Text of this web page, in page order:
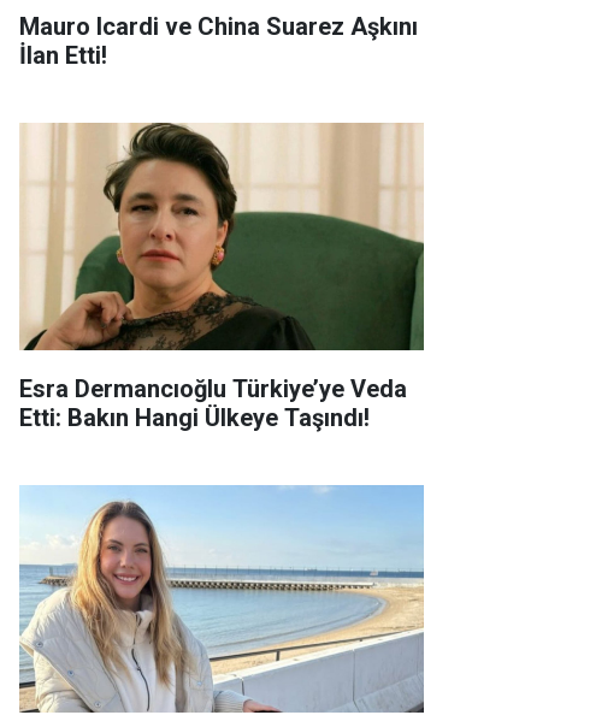
Mauro Icardi ve China Suarez Aşkını
İlan Etti!
Esra Dermancıoğlu Türkiye’ye Veda
Etti: Bakın Hangi Ülkeye Taşındı!